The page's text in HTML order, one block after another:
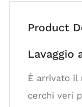
Product
Lavaggio
È arrivato il
cerchi veri